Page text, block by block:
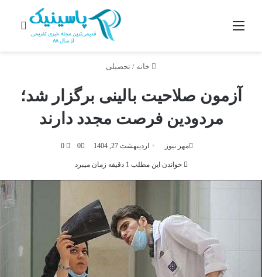
منو
خانه / تحصیلی
آزمون صلاحیت بالینی برگزار شد؛
مردودین فرصت مجدد دارند
مهر نیوز اردیبهشت 27, 1404 0
0
خواندن این مطلب 1 دقیقه زمان میبرد